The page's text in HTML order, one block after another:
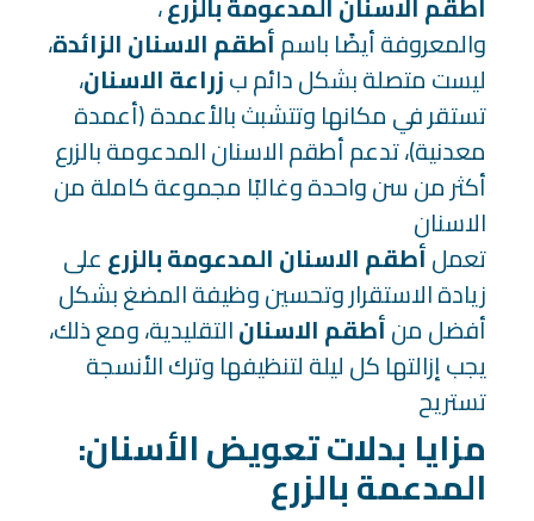
والمعروفة أيضًا باسمأطقم الاسنان الزائدة،
ليست متصلة بشكل دائم بزراعة الاسنان،
تستقر في مكانها وتتشبث بالأعمدة (أعمدة
معدنية)، تدعم أطقم الاسنان المدعومة بالزرع
أكثر من سن واحدة وغالبًا مجموعة كاملة من
الاسنان
تعملأطقم الاسنان المدعومة بالزرععلى
زيادة الاستقرار وتحسين وظيفة المضغ بشكل
أفضل منأطقم الاسنانالتقليدية، ومع ذلك،
يجب إزالتها كل ليلة لتنظيفها وترك الأنسجة
تستريح
:مزايا بدلات تعويض الأسنان
المدعمة بالزرع